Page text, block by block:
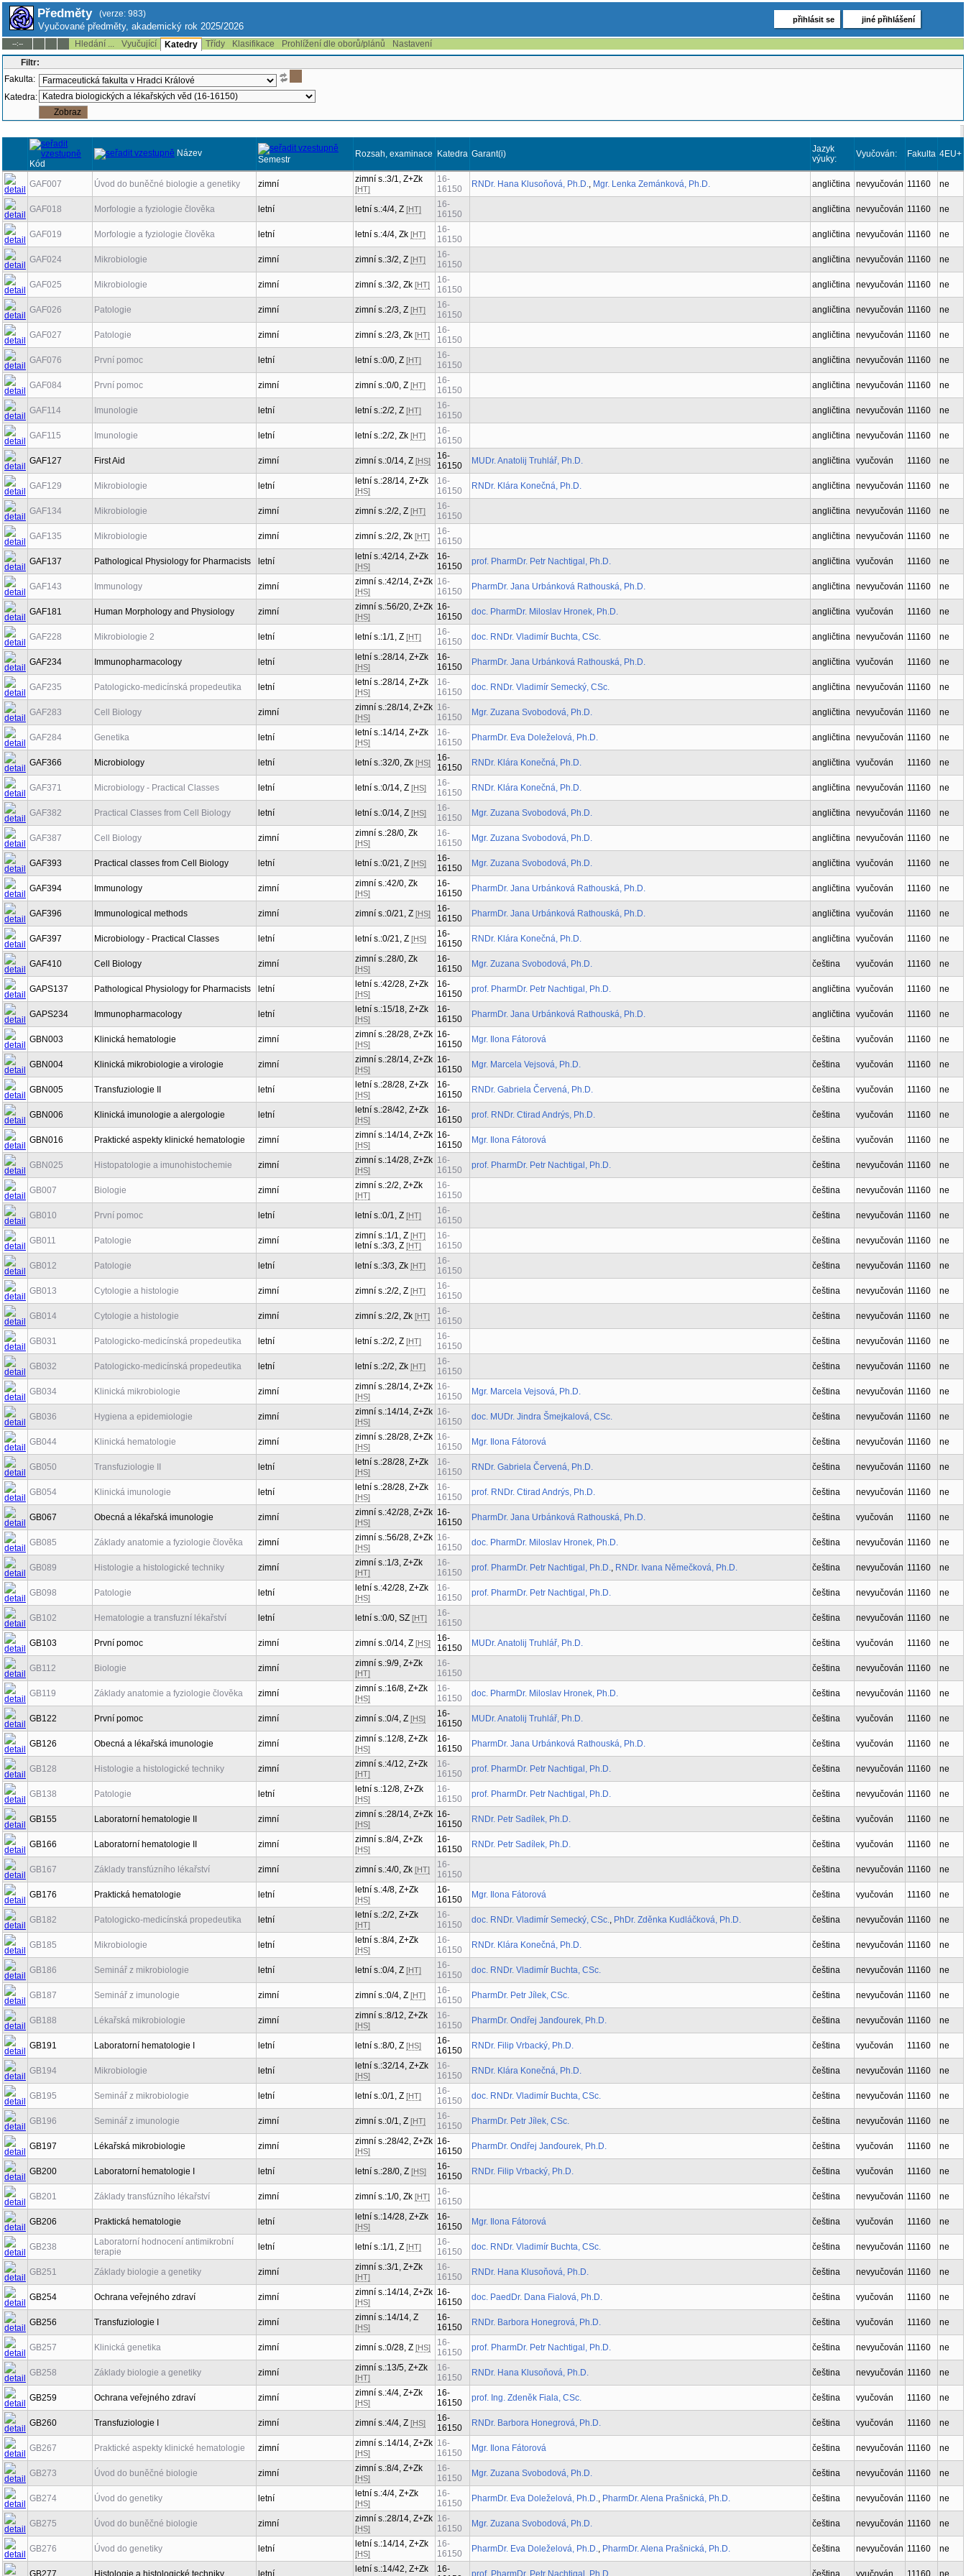
Předměty (verze: 983)
Vyučované předměty, akademický rok 2025/2026
přihlásit se jiné přihlášení
--:-- Hledání ... Vyučující Katedry Třídy Klasifikace Prohlížení dle oborů/plánů
Nastavení
Filtr:
Fakulta:
Katedra:
Kód
Název
Semestr
Rozsah, examinace Katedra Garant(i)
Jazyk
výuky:
Vyučován: Fakulta 4EU+
GAF007 Úvod do buněčné biologie a genetiky zimní zimní s.:3/1, Z+Zk
[HT]
16-
16150
RNDr. Hana Klusoňová, Ph.D., Mgr. Lenka Zemánková, Ph.D. angličtina nevyučován 11160 ne
GAF018 Morfologie a fyziologie člověka letní letní s.:4/4, Z [HT]
16-
16150
angličtina nevyučován 11160 ne
GAF019 Morfologie a fyziologie člověka letní letní s.:4/4, Zk [HT]
16-
16150
angličtina nevyučován 11160 ne
GAF024 Mikrobiologie zimní zimní s.:3/2, Z [HT]
16-
16150
angličtina nevyučován 11160 ne
GAF025 Mikrobiologie zimní zimní s.:3/2, Zk [HT]
16-
16150
angličtina nevyučován 11160 ne
GAF026 Patologie zimní zimní s.:2/3, Z [HT]
16-
16150
angličtina nevyučován 11160 ne
GAF027 Patologie zimní zimní s.:2/3, Zk [HT]
16-
16150
angličtina nevyučován 11160 ne
GAF076 První pomoc letní letní s.:0/0, Z [HT]
16-
16150
angličtina nevyučován 11160 ne
GAF084 První pomoc zimní zimní s.:0/0, Z [HT]
16-
16150
angličtina nevyučován 11160 ne
GAF114 Imunologie letní letní s.:2/2, Z [HT]
16-
16150
angličtina nevyučován 11160 ne
GAF115 Imunologie letní letní s.:2/2, Zk [HT]
16-
16150
angličtina nevyučován 11160 ne
GAF127 First Aid zimní zimní s.:0/14, Z [HS]
16-
16150
MUDr. Anatolij Truhlář, Ph.D. angličtina vyučován 11160 ne
GAF129 Mikrobiologie letní letní s.:28/14, Z+Zk
[HS]
16-
16150
RNDr. Klára Konečná, Ph.D. angličtina nevyučován 11160 ne
GAF134 Mikrobiologie zimní zimní s.:2/2, Z [HT]
16-
16150
angličtina nevyučován 11160 ne
GAF135 Mikrobiologie zimní zimní s.:2/2, Zk [HT]
16-
16150
angličtina nevyučován 11160 ne
GAF137 Pathological Physiology for Pharmacists letní letní s.:42/14, Z+Zk
[HS]
16-
16150
prof. PharmDr. Petr Nachtigal, Ph.D. angličtina vyučován 11160 ne
GAF143 Immunology zimní zimní s.:42/14, Z+Zk
[HS]
16-
16150
PharmDr. Jana Urbánková Rathouská, Ph.D. angličtina nevyučován 11160 ne
GAF181 Human Morphology and Physiology zimní zimní s.:56/20, Z+Zk
[HS]
16-
16150
doc. PharmDr. Miloslav Hronek, Ph.D. angličtina vyučován 11160 ne
GAF228 Mikrobiologie 2 letní letní s.:1/1, Z [HT]
16-
16150
doc. RNDr. Vladimír Buchta, CSc. angličtina nevyučován 11160 ne
GAF234 Immunopharmacology letní letní s.:28/14, Z+Zk
[HS]
16-
16150
PharmDr. Jana Urbánková Rathouská, Ph.D. angličtina vyučován 11160 ne
GAF235 Patologicko-medicínská propedeutika letní letní s.:28/14, Z+Zk
[HS]
16-
16150
doc. RNDr. Vladimír Semecký, CSc. angličtina nevyučován 11160 ne
GAF283 Cell Biology zimní zimní s.:28/14, Z+Zk
[HS]
16-
16150
Mgr. Zuzana Svobodová, Ph.D. angličtina nevyučován 11160 ne
GAF284 Genetika letní letní s.:14/14, Z+Zk
[HS]
16-
16150
PharmDr. Eva Doleželová, Ph.D. angličtina nevyučován 11160 ne
GAF366 Microbiology letní letní s.:32/0, Zk [HS]
16-
16150
RNDr. Klára Konečná, Ph.D. angličtina vyučován 11160 ne
GAF371 Microbiology - Practical Classes letní letní s.:0/14, Z [HS]
16-
16150
RNDr. Klára Konečná, Ph.D. angličtina nevyučován 11160 ne
GAF382 Practical Classes from Cell Biology letní letní s.:0/14, Z [HS]
16-
16150
Mgr. Zuzana Svobodová, Ph.D. angličtina nevyučován 11160 ne
GAF387 Cell Biology zimní zimní s.:28/0, Zk
[HS]
16-
16150
Mgr. Zuzana Svobodová, Ph.D. angličtina nevyučován 11160 ne
GAF393 Practical classes from Cell Biology letní letní s.:0/21, Z [HS]
16-
16150
Mgr. Zuzana Svobodová, Ph.D. angličtina vyučován 11160 ne
GAF394 Immunology zimní zimní s.:42/0, Zk
[HS]
16-
16150
PharmDr. Jana Urbánková Rathouská, Ph.D. angličtina vyučován 11160 ne
GAF396 Immunological methods zimní zimní s.:0/21, Z [HS]
16-
16150
PharmDr. Jana Urbánková Rathouská, Ph.D. angličtina vyučován 11160 ne
GAF397 Microbiology - Practical Classes letní letní s.:0/21, Z [HS]
16-
16150
RNDr. Klára Konečná, Ph.D. angličtina vyučován 11160 ne
GAF410 Cell Biology zimní zimní s.:28/0, Zk
[HS]
16-
16150
Mgr. Zuzana Svobodová, Ph.D. čeština vyučován 11160 ne
GAPS137 Pathological Physiology for Pharmacists letní letní s.:42/28, Z+Zk
[HS]
16-
16150
prof. PharmDr. Petr Nachtigal, Ph.D. angličtina vyučován 11160 ne
GAPS234 Immunopharmacology letní letní s.:15/18, Z+Zk
[HS]
16-
16150
PharmDr. Jana Urbánková Rathouská, Ph.D. angličtina vyučován 11160 ne
GBN003 Klinická hematologie zimní zimní s.:28/28, Z+Zk
[HS]
16-
16150
Mgr. Ilona Fátorová čeština vyučován 11160 ne
GBN004 Klinická mikrobiologie a virologie zimní zimní s.:28/14, Z+Zk
[HS]
16-
16150
Mgr. Marcela Vejsová, Ph.D. čeština vyučován 11160 ne
GBN005 Transfuziologie II letní letní s.:28/28, Z+Zk
[HS]
16-
16150
RNDr. Gabriela Červená, Ph.D. čeština vyučován 11160 ne
GBN006 Klinická imunologie a alergologie letní letní s.:28/42, Z+Zk
[HS]
16-
16150
prof. RNDr. Ctirad Andrýs, Ph.D. čeština vyučován 11160 ne
GBN016 Praktické aspekty klinické hematologie zimní zimní s.:14/14, Z+Zk
[HS]
16-
16150
Mgr. Ilona Fátorová čeština vyučován 11160 ne
GBN025 Histopatologie a imunohistochemie zimní zimní s.:14/28, Z+Zk
[HS]
16-
16150
prof. PharmDr. Petr Nachtigal, Ph.D. čeština nevyučován 11160 ne
GB007 Biologie zimní zimní s.:2/2, Z+Zk
[HT]
16-
16150
čeština nevyučován 11160 ne
GB010 První pomoc letní letní s.:0/1, Z [HT]
16-
16150
čeština nevyučován 11160 ne
GB011 Patologie zimní zimní s.:1/1, Z [HT]
letní s.:3/3, Z [HT]
16-
16150
čeština nevyučován 11160 ne
GB012 Patologie letní letní s.:3/3, Zk [HT]
16-
16150
čeština nevyučován 11160 ne
GB013 Cytologie a histologie zimní zimní s.:2/2, Z [HT]
16-
16150
čeština nevyučován 11160 ne
GB014 Cytologie a histologie zimní zimní s.:2/2, Zk [HT]
16-
16150
čeština nevyučován 11160 ne
GB031 Patologicko-medicínská propedeutika letní letní s.:2/2, Z [HT]
16-
16150
čeština nevyučován 11160 ne
GB032 Patologicko-medicínská propedeutika letní letní s.:2/2, Zk [HT]
16-
16150
čeština nevyučován 11160 ne
GB034 Klinická mikrobiologie zimní zimní s.:28/14, Z+Zk
[HS]
16-
16150
Mgr. Marcela Vejsová, Ph.D. čeština nevyučován 11160 ne
GB036 Hygiena a epidemiologie zimní zimní s.:14/14, Z+Zk
[HS]
16-
16150
doc. MUDr. Jindra Šmejkalová, CSc. čeština nevyučován 11160 ne
GB044 Klinická hematologie zimní zimní s.:28/28, Z+Zk
[HS]
16-
16150
Mgr. Ilona Fátorová čeština nevyučován 11160 ne
GB050 Transfuziologie II letní letní s.:28/28, Z+Zk
[HS]
16-
16150
RNDr. Gabriela Červená, Ph.D. čeština nevyučován 11160 ne
GB054 Klinická imunologie letní letní s.:28/28, Z+Zk
[HS]
16-
16150
prof. RNDr. Ctirad Andrýs, Ph.D. čeština nevyučován 11160 ne
GB067 Obecná a lékařská imunologie zimní zimní s.:42/28, Z+Zk
[HS]
16-
16150
PharmDr. Jana Urbánková Rathouská, Ph.D. čeština vyučován 11160 ne
GB085 Základy anatomie a fyziologie člověka zimní zimní s.:56/28, Z+Zk
[HS]
16-
16150
doc. PharmDr. Miloslav Hronek, Ph.D. čeština nevyučován 11160 ne
GB089 Histologie a histologické techniky zimní zimní s.:1/3, Z+Zk
[HT]
16-
16150
prof. PharmDr. Petr Nachtigal, Ph.D., RNDr. Ivana Němečková, Ph.D. čeština nevyučován 11160 ne
GB098 Patologie letní letní s.:42/28, Z+Zk
[HS]
16-
16150
prof. PharmDr. Petr Nachtigal, Ph.D. čeština nevyučován 11160 ne
GB102 Hematologie a transfuzní lékařství letní letní s.:0/0, SZ [HT]
16-
16150
čeština nevyučován 11160 ne
GB103 První pomoc zimní zimní s.:0/14, Z [HS]
16-
16150
MUDr. Anatolij Truhlář, Ph.D. čeština vyučován 11160 ne
GB112 Biologie zimní zimní s.:9/9, Z+Zk
[HT]
16-
16150
čeština nevyučován 11160 ne
GB119 Základy anatomie a fyziologie člověka zimní zimní s.:16/8, Z+Zk
[HS]
16-
16150
doc. PharmDr. Miloslav Hronek, Ph.D. čeština nevyučován 11160 ne
GB122 První pomoc zimní zimní s.:0/4, Z [HS]
16-
16150
MUDr. Anatolij Truhlář, Ph.D. čeština vyučován 11160 ne
GB126 Obecná a lékařská imunologie zimní zimní s.:12/8, Z+Zk
[HS]
16-
16150
PharmDr. Jana Urbánková Rathouská, Ph.D. čeština vyučován 11160 ne
GB128 Histologie a histologické techniky zimní zimní s.:4/12, Z+Zk
[HT]
16-
16150
prof. PharmDr. Petr Nachtigal, Ph.D. čeština nevyučován 11160 ne
GB138 Patologie letní letní s.:12/8, Z+Zk
[HS]
16-
16150
prof. PharmDr. Petr Nachtigal, Ph.D. čeština nevyučován 11160 ne
GB155 Laboratorní hematologie II zimní zimní s.:28/14, Z+Zk
[HS]
16-
16150
RNDr. Petr Sadílek, Ph.D. čeština vyučován 11160 ne
GB166 Laboratorní hematologie II zimní zimní s.:8/4, Z+Zk
[HS]
16-
16150
RNDr. Petr Sadílek, Ph.D. čeština vyučován 11160 ne
GB167 Základy transfúzního lékařství zimní zimní s.:4/0, Zk [HT]
16-
16150
čeština nevyučován 11160 ne
GB176 Praktická hematologie letní letní s.:4/8, Z+Zk
[HS]
16-
16150
Mgr. Ilona Fátorová čeština vyučován 11160 ne
GB182 Patologicko-medicínská propedeutika letní letní s.:2/2, Z+Zk
[HT]
16-
16150
doc. RNDr. Vladimír Semecký, CSc., PhDr. Zděnka Kudláčková, Ph.D. čeština nevyučován 11160 ne
GB185 Mikrobiologie letní letní s.:8/4, Z+Zk
[HS]
16-
16150
RNDr. Klára Konečná, Ph.D. čeština nevyučován 11160 ne
GB186 Seminář z mikrobiologie letní letní s.:0/4, Z [HT]
16-
16150
doc. RNDr. Vladimír Buchta, CSc. čeština nevyučován 11160 ne
GB187 Seminář z imunologie zimní zimní s.:0/4, Z [HT]
16-
16150
PharmDr. Petr Jílek, CSc. čeština nevyučován 11160 ne
GB188 Lékařská mikrobiologie zimní zimní s.:8/12, Z+Zk
[HS]
16-
16150
PharmDr. Ondřej Janďourek, Ph.D. čeština nevyučován 11160 ne
GB191 Laboratorní hematologie I letní letní s.:8/0, Z [HS]
16-
16150
RNDr. Filip Vrbacký, Ph.D. čeština vyučován 11160 ne
GB194 Mikrobiologie letní letní s.:32/14, Z+Zk
[HS]
16-
16150
RNDr. Klára Konečná, Ph.D. čeština nevyučován 11160 ne
GB195 Seminář z mikrobiologie letní letní s.:0/1, Z [HT]
16-
16150
doc. RNDr. Vladimír Buchta, CSc. čeština nevyučován 11160 ne
GB196 Seminář z imunologie zimní zimní s.:0/1, Z [HT]
16-
16150
PharmDr. Petr Jílek, CSc. čeština nevyučován 11160 ne
GB197 Lékařská mikrobiologie zimní zimní s.:28/42, Z+Zk
[HS]
16-
16150
PharmDr. Ondřej Janďourek, Ph.D. čeština vyučován 11160 ne
GB200 Laboratorní hematologie I letní letní s.:28/0, Z [HS]
16-
16150
RNDr. Filip Vrbacký, Ph.D. čeština vyučován 11160 ne
GB201 Základy transfúzního lékařství zimní zimní s.:1/0, Zk [HT]
16-
16150
čeština nevyučován 11160 ne
GB206 Praktická hematologie letní letní s.:14/28, Z+Zk
[HS]
16-
16150
Mgr. Ilona Fátorová čeština vyučován 11160 ne
GB238
Laboratorní hodnocení antimikrobní
terapie
letní letní s.:1/1, Z [HT]
16-
16150
doc. RNDr. Vladimír Buchta, CSc. čeština nevyučován 11160 ne
GB251 Základy biologie a genetiky zimní zimní s.:3/1, Z+Zk
[HT]
16-
16150
RNDr. Hana Klusoňová, Ph.D. čeština nevyučován 11160 ne
GB254 Ochrana veřejného zdraví zimní zimní s.:14/14, Z+Zk
[HS]
16-
16150
doc. PaedDr. Dana Fialová, Ph.D. čeština vyučován 11160 ne
GB256 Transfuziologie I zimní zimní s.:14/14, Z
[HS]
16-
16150
RNDr. Barbora Honegrová, Ph.D. čeština vyučován 11160 ne
GB257 Klinická genetika zimní zimní s.:0/28, Z [HS]
16-
16150
prof. PharmDr. Petr Nachtigal, Ph.D. čeština nevyučován 11160 ne
GB258 Základy biologie a genetiky zimní zimní s.:13/5, Z+Zk
[HT]
16-
16150
RNDr. Hana Klusoňová, Ph.D. čeština nevyučován 11160 ne
GB259 Ochrana veřejného zdraví zimní zimní s.:4/4, Z+Zk
[HS]
16-
16150
prof. Ing. Zdeněk Fiala, CSc. čeština vyučován 11160 ne
GB260 Transfuziologie I zimní zimní s.:4/4, Z [HS]
16-
16150
RNDr. Barbora Honegrová, Ph.D. čeština vyučován 11160 ne
GB267 Praktické aspekty klinické hematologie zimní zimní s.:14/14, Z+Zk
[HS]
16-
16150
Mgr. Ilona Fátorová čeština nevyučován 11160 ne
GB273 Úvod do buněčné biologie zimní zimní s.:8/4, Z+Zk
[HS]
16-
16150
Mgr. Zuzana Svobodová, Ph.D. čeština nevyučován 11160 ne
GB274 Úvod do genetiky letní letní s.:4/4, Z+Zk
[HS]
16-
16150
PharmDr. Eva Doleželová, Ph.D., PharmDr. Alena Prašnická, Ph.D. čeština nevyučován 11160 ne
GB275 Úvod do buněčné biologie zimní zimní s.:28/14, Z+Zk
[HS]
16-
16150
Mgr. Zuzana Svobodová, Ph.D. čeština nevyučován 11160 ne
GB276 Úvod do genetiky letní letní s.:14/14, Z+Zk
[HS]
16-
16150
PharmDr. Eva Doleželová, Ph.D., PharmDr. Alena Prašnická, Ph.D. čeština nevyučován 11160 ne
GB277 Histologie a histologické techniky letní letní s.:14/42, Z+Zk
16-
prof. PharmDr. Petr Nachtigal, Ph.D. čeština vyučován 11160 ne